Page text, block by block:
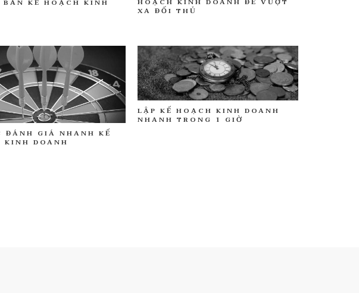
BẢN KẾ HOẠCH KINH HOẠCH KINH DOANH ĐỂ VƯỢT
XA ĐỐI THỦ
ĐÁNH GIÁ NHANH KẾ
KINH DOANH
LẬP KẾ HOẠCH KINH DOANH
NHANH TRONG 1 GIỜ